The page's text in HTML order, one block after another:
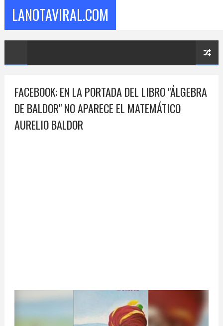
LANOTAVIRAL.COM
FACEBOOK: EN LA PORTADA DEL LIBRO "ÁLGEBRA
DE BALDOR" NO APARECE EL MATEMÁTICO
AURELIO BALDOR